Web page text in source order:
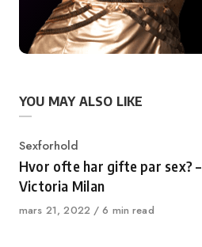
YOU MAY ALSO LIKE
Category
Sexforhold
Hvor ofte har gifte par sex? –
Victoria Milan
Published
mars 21, 2022 6 min read